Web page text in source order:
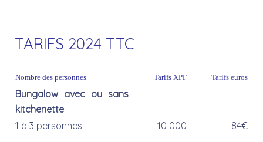
TARIFS 2024 TTC
Nombre des personnes Tarifs XPF Tarifs euros
Bungalow avec ou sans
kitchenette
1 à 3 personnes
10 000 84€